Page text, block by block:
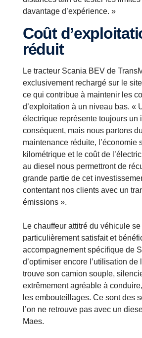
davantage d’expérience. »
Coût d’exploitation
réduit
Le tracteur Scania BEV de
exclusivement rechargé sur le
ce qui contribue à maintenir les
d’exploitation à un niveau bas. «
électrique représente toujours un
conséquent, mais nous partons
maintenance réduite, l’économie
kilométrique et le coût de
au diesel nous permettront de
grande partie de cet
contentant nos clients avec un
émissions ».
Le chauffeur attitré du véhicule
particulièrement satisfait et
accompagnement spécifique de
d’optimiser encore l’utilisation de
trouve son camion souple,
extrêmement agréable à
les embouteillages. Ce sont des
l’on ne retrouve pas avec un
Maes.